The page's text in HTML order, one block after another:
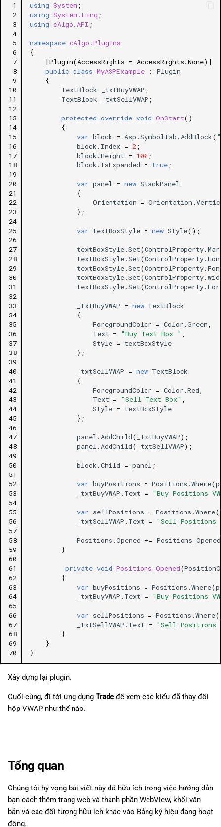
1
2
3
4
5
6
7
8
9
10
11
12
13
14
15
16
17
18
19
20
21
22
23
24
25
26
27
28
29
30
31
32
33
34
35
36
37
38
39
40
41
42
43
44
45
46
47
48
49
50
51
52
53
54
55
56
57
58
59
60
61
62
63
64
65
66
67
68
69
70
using System ;
using System.Linq ;
using cAlgo.API ;
namespace cAlgo.Plugins
{
[Plugin(AccessRights = AccessRights.None)]
public class MyASPExample :
Plugin
{
TextBlock
_txtBuyVWAP ;
TextBlock
_txtSellVWAP ;
protected override void OnStart()
{
var block = Asp .SymbolTab . AddBlock(
block . Index = 2 ;
block .Height = 100 ;
block . IsExpanded = true ;
var panel = new StackPanel
{
Orientation = Orientation .
};
var textBoxStyle = new Style();
textBoxStyle.Set(ControlProperty.
textBoxStyle.Set(ControlProperty.
textBoxStyle.Set(ControlProperty.
textBoxStyle.Set(ControlProperty.
textBoxStyle.Set(ControlProperty.
_txtBuyVWAP = new TextBlock
{
ForegroundColor = Color .Green
Text = "Buy Text Box "
Style = textBoxStyle
};
_txtSellVWAP = new TextBlock
{
ForegroundColor = Color .Red
Text = "Sell Text Box"
Style = textBoxStyle
};
panel . AddChild( _txtBuyVWAP);
panel . AddChild( _txtSellVWAP);
block .Child = panel ;
var buyPositions = Positions .Where(p
_txtBuyVWAP . Text = "Buy Positions
var sellPositions = Positions .Where(
_txtSellVWAP . Text = "Sell Positions
Positions .Opened += Positions_Opened
}
private void Positions_Opened(
{
var buyPositions = Positions .Where(p
_txtBuyVWAP . Text = "Buy Positions
var sellPositions = Positions .Where(
_txtSellVWAP . Text =
"Sell Positions
}
}
}
Xây dựng lại plugin.
Cuối cùng, đi tới ứng dụng Trade để xem các kiểu đã thay đổi
hộp VWAP như thế nào.
Tổng quan
Chúng tôi hy vọng bài viết này đã hữu ích trong việc hướng dẫn
bạn cách thêm trang web và thành phần WebView, khối văn
bản và các đối tượng hữu ích khác vào Bảng ký hiệu đang hoạt
động.